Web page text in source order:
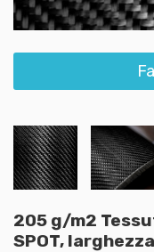
205 g/m2
SPOT,